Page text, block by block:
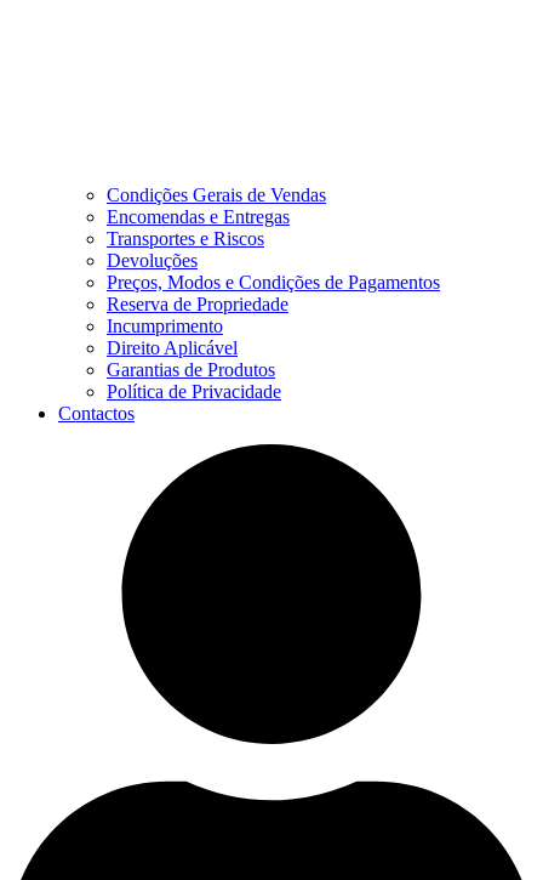
Condições Gerais de Vendas
Encomendas e Entregas
Transportes e Riscos
Devoluções
Preços, Modos e Condições de Pagamentos
Reserva de Propriedade
Incumprimento
Direito Aplicável
Garantias de Produtos
Política de Privacidade
Contactos